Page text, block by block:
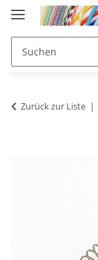
Zurück zur Liste